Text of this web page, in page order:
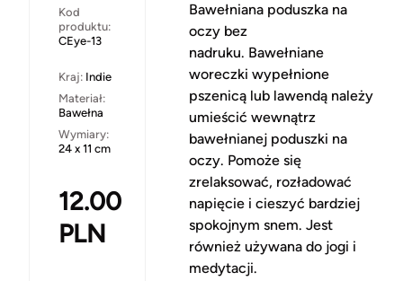
Kod
produktu:
CEye-13
Kraj: Indie
Materiał:
Bawełna
Wymiary:
24 x 11 cm
12.00
PLN
Bawełniana poduszka na
oczy bez
nadruku. Bawełniane
woreczki wypełnione
pszenicą lub lawendą należy
umieścić wewnątrz
bawełnianej poduszki na
oczy. Pomoże się
zrelaksować, rozładować
napięcie i cieszyć bardziej
spokojnym snem. Jest
również używana do jogi i
medytacji.